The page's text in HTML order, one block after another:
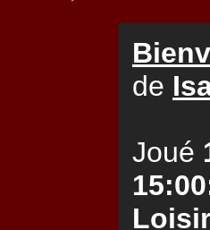
de
Joué